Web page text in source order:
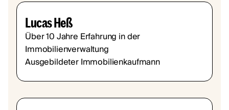
Lucas Heß
Über 10 Jahre Erfahrung in der
Immobilienverwaltung
Ausgebildeter Immobilienkaufmann